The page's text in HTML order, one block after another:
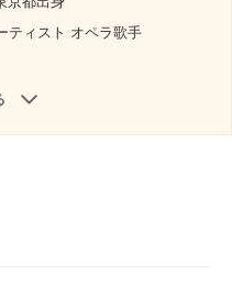
ティスト オペラ歌手